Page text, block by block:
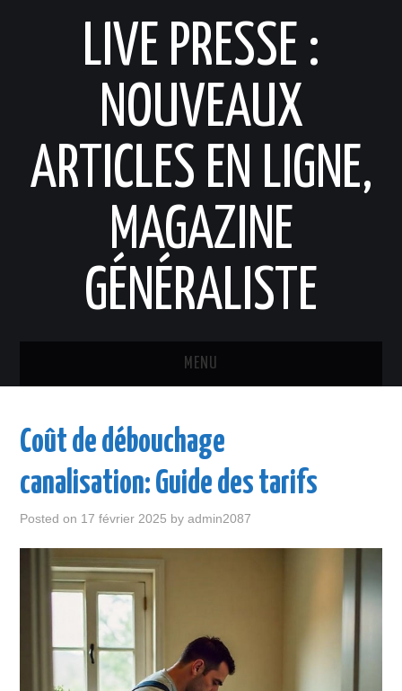
LIVE PRESSE :
NOUVEAUX
ARTICLES EN LIGNE,
MAGAZINE
GÉNÉRALISTE
MENU
LOISIR
SANTÉ
VOITURE
WEB
Coût de débouchage
canalisation: Guide des tarifs
Posted on 17 février 2025 byadmin2087